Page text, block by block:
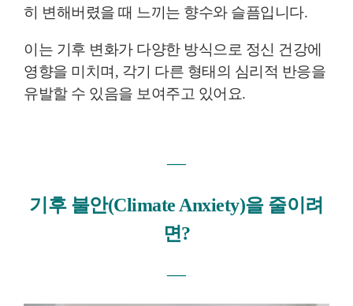
히 변해버렸을 때 느끼는 향수와 슬픔입니다.
이는 기후 변화가 다양한 방식으로 정신 건강에
영향을 미치며, 각기 다른 형태의 심리적 반응을
유발할 수 있음을 보여주고 있어요.
―
기후 불안(Climate Anxiety)을 줄이려
면?
―